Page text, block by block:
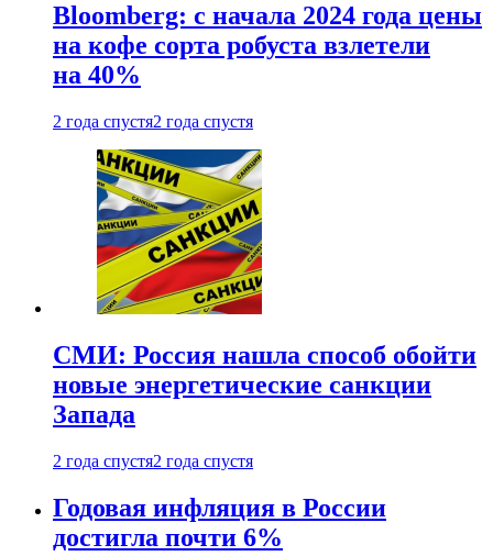
Bloomberg: с начала 2024 года цены
на кофе сорта робуста взлетели
на 40%
2 года спустя2 года спустя
СМИ: Россия нашла способ обойти
новые энергетические санкции
Запада
2 года спустя2 года спустя
Годовая инфляция в России
достигла почти 6%